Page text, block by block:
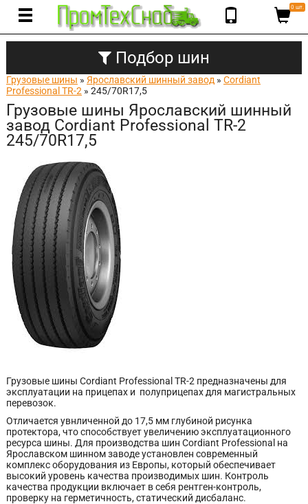
0 шт.
Подбор шин
Грузовые шины » Ярославский шинный завод » Cordiant
Professional TR-2 » 245/70R17,5
Грузовые шины Ярославский шинный
завод Cordiant Professional TR-2
245/70R17,5
Грузовые шины Cordiant Professional ТR-2 предназначены для
эксплуатации на прицепах и полуприцепах для магистральных
перевозок.
Отличается увнличенной до 17,5 мм глубиной рисунка
протектора, что способствует увеличению эксплуатационного
ресурса шины. Для производства шин Cordiant Professional на
Ярославском шинном заводе установлен современный
комплекс оборудования из Европы, который обеспечивает
высокий уровень качества производимых шин. Контроль
качества продукции включает в себя рентген-контроль,
проверку на герметичность, статический дисбаланс.